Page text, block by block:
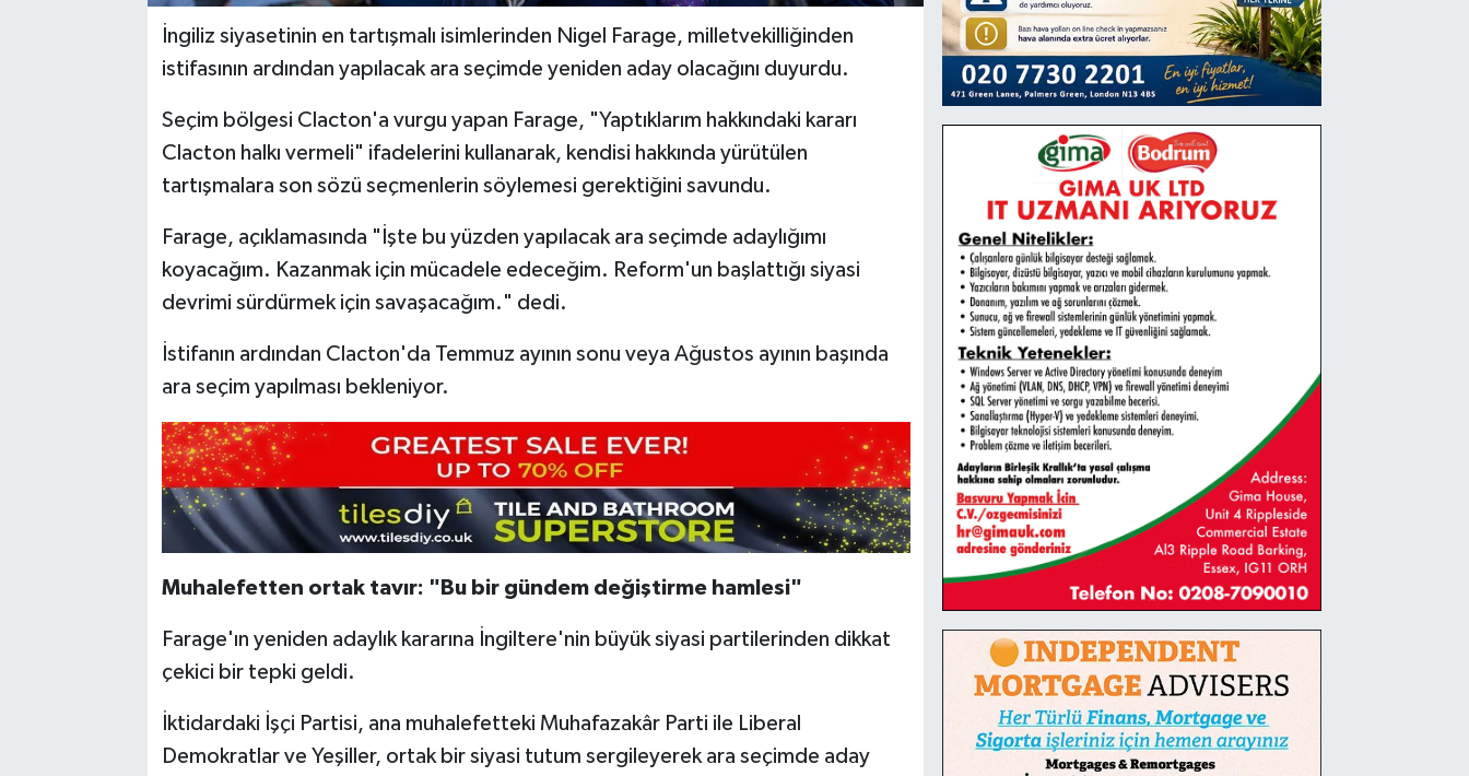
İngiliz siyasetinin en tartışmalı isimlerinden Nigel Farage, milletvekilliğinden
istifasının ardından yapılacak ara seçimde yeniden aday olacağını duyurdu.
Seçim bölgesi Clacton'a vurgu yapan Farage, "Yaptıklarım hakkındaki kararı
Clacton halkı vermeli" ifadelerini kullanarak, kendisi hakkında yürütülen
tartışmalara son sözü seçmenlerin söylemesi gerektiğini savundu.
Farage, açıklamasında "İşte bu yüzden yapılacak ara seçimde adaylığımı
koyacağım. Kazanmak için mücadele edeceğim. Reform'un başlattığı siyasi
devrimi sürdürmek için savaşacağım." dedi.
İstifanın ardından Clacton'da Temmuz ayının sonu veya Ağustos ayının başında
ara seçim yapılması bekleniyor.
Muhalefetten ortak tavır: "Bu bir gündem değiştirme hamlesi"
Farage'ın yeniden adaylık kararına İngiltere'nin büyük siyasi partilerinden dikkat
çekici bir tepki geldi.
İktidardaki İşçi Partisi, ana muhalefetteki Muhafazakâr Parti ile Liberal
Demokratlar ve Yeşiller, ortak bir siyasi tutum sergileyerek ara seçimde aday